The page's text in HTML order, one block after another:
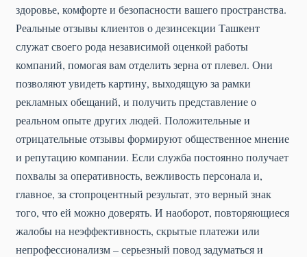
здоровье, комфорте и безопасности вашего пространства.
Реальные отзывы клиентов о дезинсекции Ташкент
служат своего рода независимой оценкой работы
компаний, помогая вам отделить зерна от плевел. Они
позволяют увидеть картину, выходящую за рамки
рекламных обещаний, и получить представление о
реальном опыте других людей. Положительные и
отрицательные отзывы формируют общественное мнение
и репутацию компании. Если служба постоянно получает
похвалы за оперативность, вежливость персонала и,
главное, за стопроцентный результат, это верный знак
того, что ей можно доверять. И наоборот, повторяющиеся
жалобы на неэффективность, скрытые платежи или
непрофессионализм – серьезный повод задуматься и